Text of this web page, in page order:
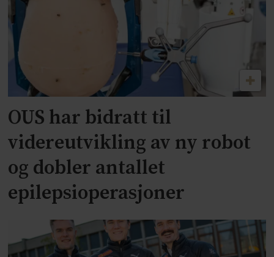
OUS har bidratt til
videreutvikling av ny robot
og dobler antallet
epilepsioperasjoner